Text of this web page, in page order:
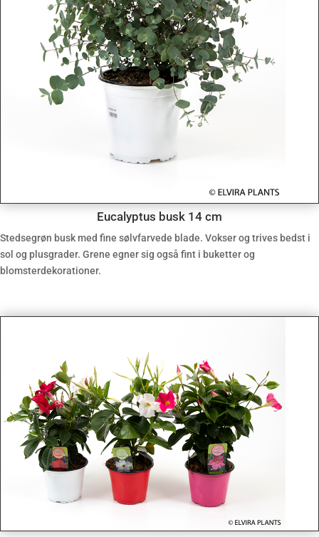
Eucalyptus busk 14 cm
Stedsegrøn busk med fine sølvfarvede blade. Vokser og trives bedst i
sol og plusgrader. Grene egner sig også fint i buketter og
blomsterdekorationer.